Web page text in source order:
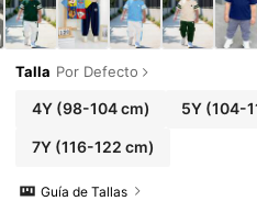
King".
Talla Por Defecto
4Y(98-104 cm) 5Y (104-
7Y(116-122 cm)
Guía de Tallas